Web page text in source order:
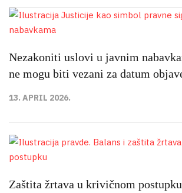
Nezakoniti uslovi u javnim
ne mogu biti vezani za datum
13. APRIL 2026.
Zaštita žrtava u krivičnom